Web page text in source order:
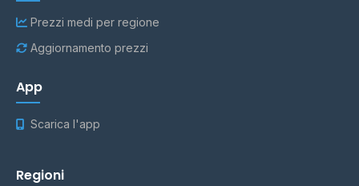
Prezzi medi per regione
Aggiornamento prezzi
App
Scarica l'app
Regioni